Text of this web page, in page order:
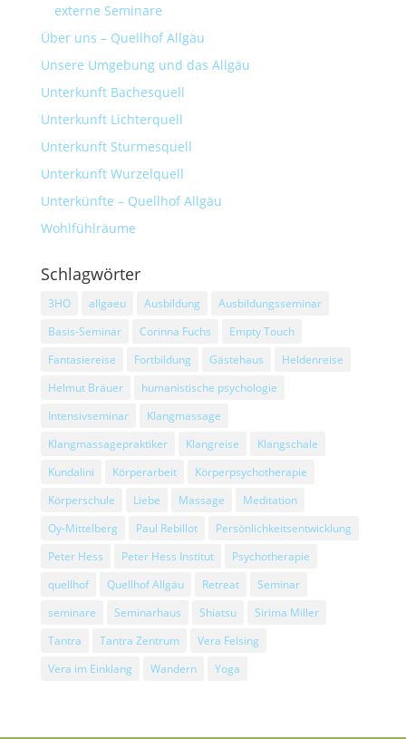
externe Seminare
Über uns – Quellhof Allgäu
Unsere Umgebung und das Allgäu
Unterkunft Bachesquell
Unterkunft Lichterquell
Unterkunft Sturmesquell
Unterkunft Wurzelquell
Unterkünfte – Quellhof Allgäu
Wohlfühlräume
Schlagwörter
3HO allgaeu Ausbildung
Ausbildungsseminar
Basis-Seminar
Corinna Fuchs
Empty Touch
Fantasiereise
Fortbildung Gästehaus
Heldenreise
Helmut Bräuer
humanistische psychologie
Intensivseminar
Klangmassage
Klangmassagepraktiker
Klangreise
Klangschale
Kundalini
Körperarbeit
Körperpsychotherapie
Körperschule
Liebe Massage
Meditation
Oy-Mittelberg
Paul Rebillot
Persönlichkeitsentwicklung
Peter Hess
Peter Hess Institut
Psychotherapie
quellhof
Quellhof Allgäu Retreat
Seminar
seminare
Seminarhaus Shiatsu
Sirima Miller
Tantra
Tantra Zentrum
Vera Felsing
Vera im Einklang
Wandern Yoga